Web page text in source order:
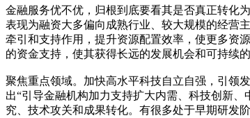
金融服务优不优，归根到底要看其是否真正转化
表现为融资大多偏向成熟行业、较大规模的经营
牵引和支持作用，提升资源配置效率，使更多资
的资金支持，使其获得长远的发展机会和可持续的
聚焦重点领域。加快高水平科技自立自强，引领
出“引导金融机构加力支持扩大内需、科技创新
究、技术攻关和成果转化。有很多处于早期研发